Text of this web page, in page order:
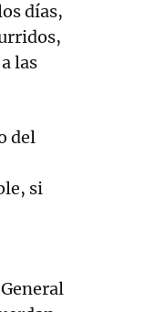
días,
las
del
si